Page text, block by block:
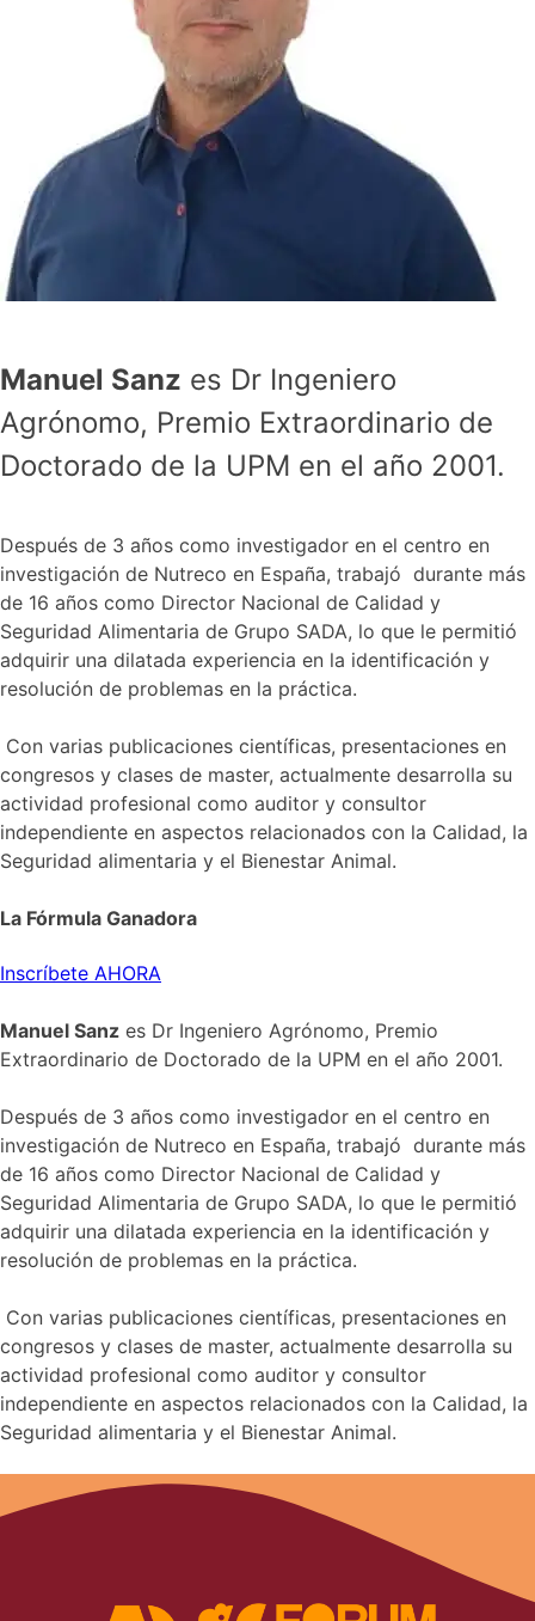
Manuel Sanz es Dr Ingeniero
Agrónomo, Premio Extraordinario de
Doctorado de la UPM en el año 2001.
Después de 3 años como investigador en el centro en
investigación de Nutreco en España, trabajó durante más
de 16 años como Director Nacional de Calidad y
Seguridad Alimentaria de Grupo SADA, lo que le permitió
adquirir una dilatada experiencia en la identificación y
resolución de problemas en la práctica.
Con varias publicaciones científicas, presentaciones en
congresos y clases de master, actualmente desarrolla su
actividad profesional como auditor y consultor
independiente en aspectos relacionados con la Calidad, la
Seguridad alimentaria y el Bienestar Animal.
La Fórmula Ganadora
Inscríbete AHORA
Manuel Sanz es Dr Ingeniero Agrónomo, Premio
Extraordinario de Doctorado de la UPM en el año 2001.
Después de 3 años como investigador en el centro en
investigación de Nutreco en España, trabajó durante más
de 16 años como Director Nacional de Calidad y
Seguridad Alimentaria de Grupo SADA, lo que le permitió
adquirir una dilatada experiencia en la identificación y
resolución de problemas en la práctica.
Con varias publicaciones científicas, presentaciones en
congresos y clases de master, actualmente desarrolla su
actividad profesional como auditor y consultor
independiente en aspectos relacionados con la Calidad, la
Seguridad alimentaria y el Bienestar Animal.